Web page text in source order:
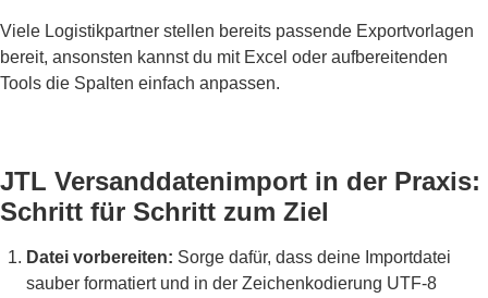
Viele Logistikpartner stellen bereits passende Exportvorlagen
bereit, ansonsten kannst du mit Excel oder aufbereitenden
Tools die Spalten einfach anpassen.
JTL Versanddatenimport in der Praxis:
Schritt für Schritt zum Ziel
Datei vorbereiten: Sorge dafür, dass deine Importdatei
sauber formatiert und in der Zeichenkodierung UTF-8